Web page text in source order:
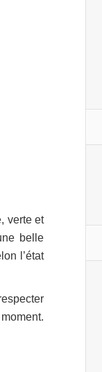
verte et
belle
l’état